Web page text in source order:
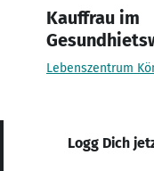
Kauffrau im
Lebenszentrum
Logg Dich